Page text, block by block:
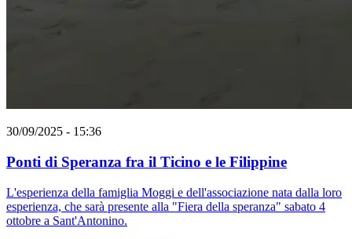
30/09/2025 - 15:36
Ponti di Speranza fra il Ticino e le Filippine
L'esperienza della famiglia Moggi e dell'associazione nata dalla loro
esperienza, che sarà presente alla "Fiera della speranza" sabato 4
ottobre a Sant'Antonino.